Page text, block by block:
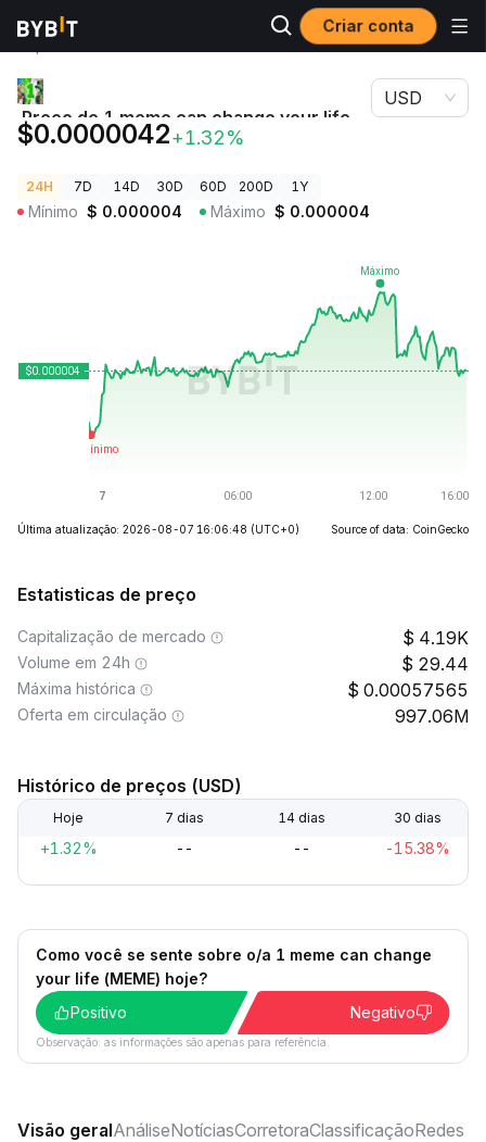
Criar conta
Preços de
Preço de 1 meme can change your life
Preço de 1 meme can change your life
MEME
$0.0000042+1.32%
USD
24H 7D 14D 30D 60D 200D 1Y
Mínimo $ 0.000004 Máximo $ 0.000004
Última atualização: 2026-08-07 16:06:48 (UTC+0) Source of data: CoinGecko
Estatisticas de preço
Capitalização de mercado 4.19K
Volume em 24h 29.44
Máxima histórica 0.00057565
Oferta em circulação 997.06M
Histórico de preços (USD)
Hoje 7 dias 14 dias 30 dias
+1.32% -- -- -15.38%
Como você se sente sobre o/a 1 meme can change
your life (MEME) hoje?
Positivo
Negativo
Observação: as informações são apenas para referência.
Visão geralAnáliseNotíciasCorretoraClassificaçãoRedes